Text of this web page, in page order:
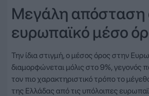
Μεγάλη απόσταση
ευρωπαϊκό μέσο
Την ίδια στιγμή, ο μέσος όρος στην
διαμορφώνεται μόλις στο 9%, γεγονός
τον πιο χαρακτηριστικό τρόπο το
της Ελλάδας από τις υπόλοιπες